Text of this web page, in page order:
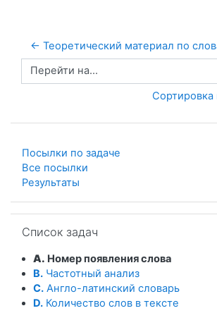
← Теоретический материал по
Перейти на...
Посылки по задаче
Все посылки
Результаты
Список задач
A. Номер появления слова
B. Частотный анализ
C. Англо-латинский словарь
D. Количество слов в тексте